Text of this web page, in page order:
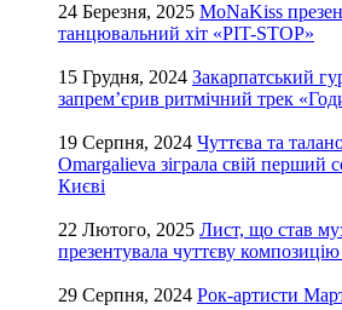
24 Березня, 2025 MoNaKiss
танцювальний хіт «PIT-STOP»
15 Грудня, 2024 Закарпатський
запрем’єрив ритмічний трек
19 Серпня, 2024 Чуттєва та
Omargalieva зіграла свій перший
Києві
22 Лютого, 2025 Лист, що став
презентувала чуттєву
29 Серпня, 2024 Рок-артисти